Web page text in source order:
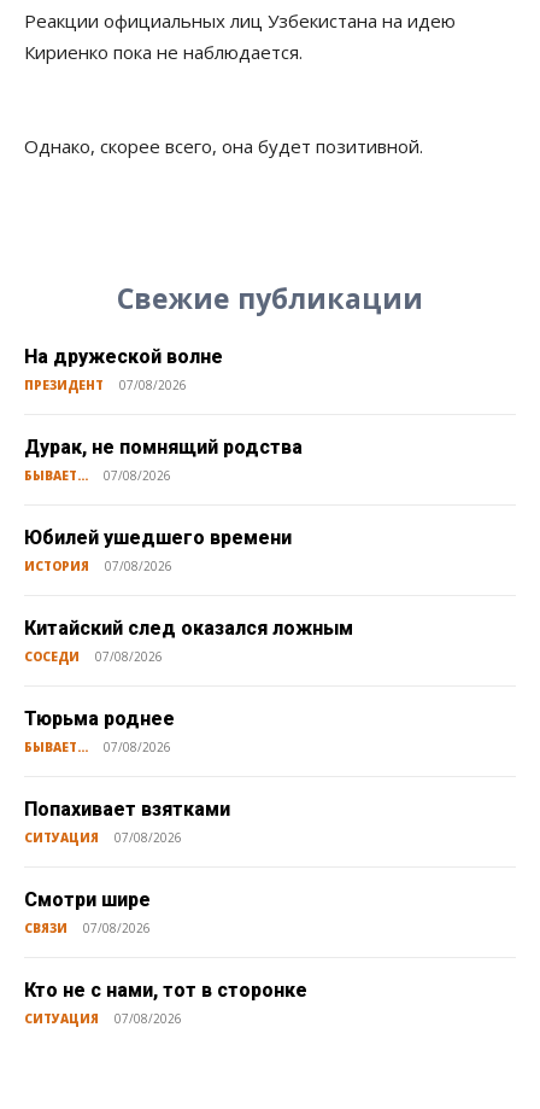
Реакции официальных лиц Узбекистана на идею
Кириенко пока не наблюдается.
Однако, скорее всего, она будет позитивной.
Свежие публикации
На дружеской волне
ПРЕЗИДЕНТ 07/08/2026
Дурак, не помнящий родства
БЫВАЕТ... 07/08/2026
Юбилей ушедшего времени
ИСТОРИЯ 07/08/2026
Китайский след оказался ложным
СОСЕДИ 07/08/2026
Тюрьма роднее
БЫВАЕТ... 07/08/2026
Попахивает взятками
СИТУАЦИЯ 07/08/2026
Смотри шире
СВЯЗИ 07/08/2026
Кто не с нами, тот в сторонке
СИТУАЦИЯ 07/08/2026